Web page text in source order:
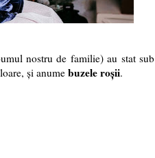
nostru de familie) au stat sub
și anume buzele roșii.